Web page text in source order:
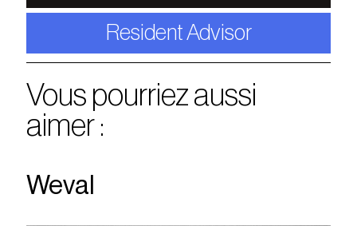
Resident Advisor
Vous pourriez aussi
aimer :
Weval